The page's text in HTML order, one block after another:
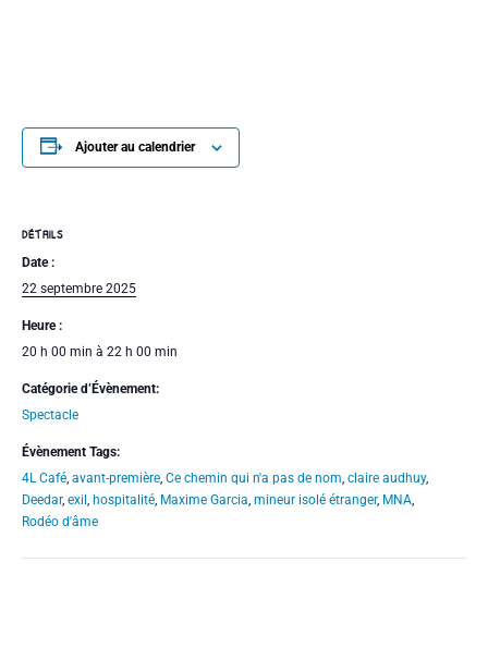
Ajouter au calendrier
DÉTAILS
Date :
22 septembre 2025
Heure :
20 h 00 min à 22 h 00 min
Catégorie d’Évènement:
Spectacle
Évènement Tags:
4L Café, avant-première, Ce chemin qui n'a pas de nom, claire audhuy,
Deedar, exil , hospitalité, Maxime Garcia, mineur isolé étranger, MNA,
Rodéo d'âme